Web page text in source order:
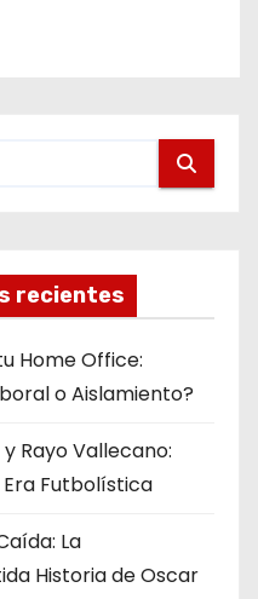
recientes
Home Office:
o Aislamiento?
Rayo Vallecano:
Futbolística
La
Historia de Oscar